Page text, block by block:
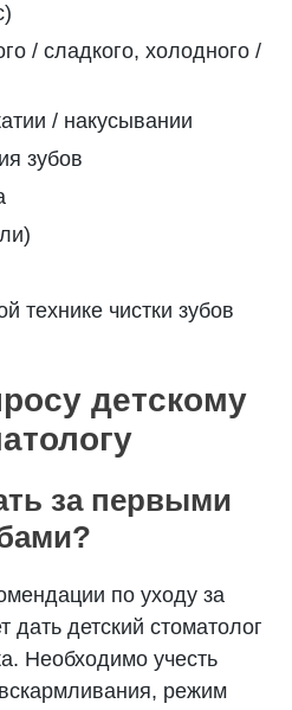
/ сладкого, холодного /
/ накусывании
зубов
технике чистки зубов
детскому
за первыми
по уходу за
детский стоматолог
Необходимо учесть
режим